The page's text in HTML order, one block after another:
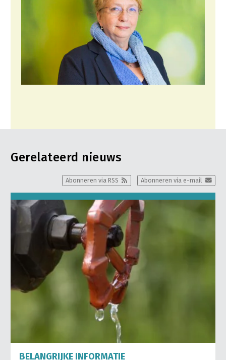
Gerelateerd nieuws
Abonneren via e-mail
Abonneren via RSS
BELANGRIJKE INFORMATIE